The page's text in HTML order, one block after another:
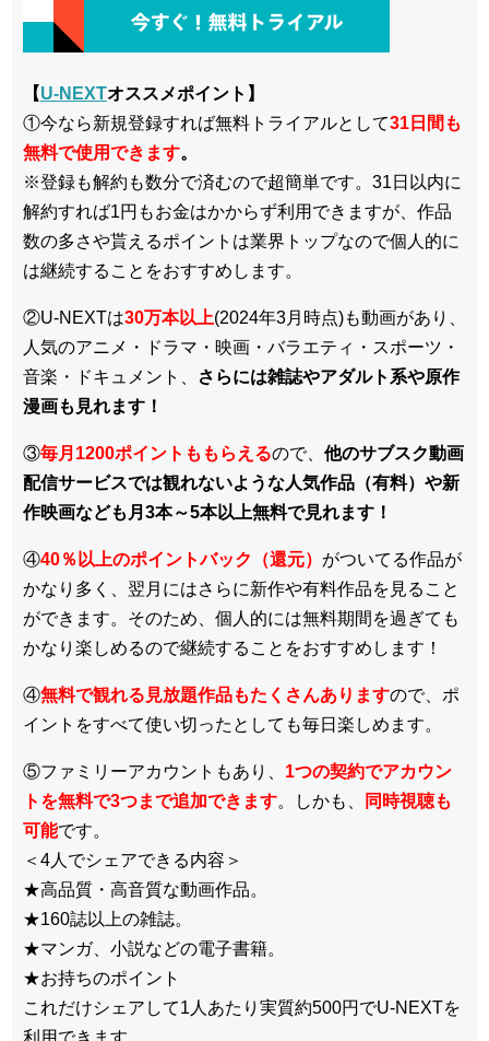
【U-NEXTオススメポイント】
①今なら新規登録すれば無料トライアルとして31日間も
無料で使用できます。
※登録も解約も数分で済むので超簡単です。31日以内に
解約すれば1円もお金はかからず利用できますが、作品
数の多さや貰えるポイントは業界トップなので個人的に
は継続することをおすすめします。
②U-NEXTは30万本以上(2024年3月時点)も動画があり、
人気のアニメ・ドラマ・映画・バラエティ・スポーツ・
音楽・ドキュメント、
さらには雑誌やアダルト系や原作
漫画も見れます！
③毎月1200ポイントももらえるので、 他のサブスク動画
配信サービスでは観れないような人気作品（有料）や新
作映画なども月3本～5本以上無料で見れます！
④40％以上のポイントバック（還元） がついてる作品が
かなり多く、翌月にはさらに新作や有料作品を見ること
ができます。そのため、個人的には無料期間を過ぎても
かなり楽しめるので継続することをおすすめします！
④無料で観れる見放題作品もたくさんありますので、ポ
イントをすべて使い切ったとしても毎日楽しめます。
⑤ファミリーアカウントもあり、 1つの契約でアカウン
トを無料で3つまで追加できます。しかも、
同時視聴も
可能です。
＜4人でシェアできる内容＞
★高品質・高音質な動画作品。
★160誌以上の雑誌。
★マンガ、小説などの電子書籍。
★お持ちのポイント
これだけシェアして1人あたり実質約500円でU-NEXTを
利用できます。